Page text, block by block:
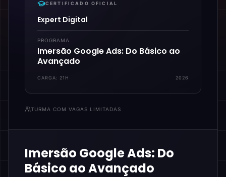
CERTIFICADO OFICIAL
Expert Digital
PROGRAMA
Imersão Google Ads: Do Básico ao
Avançado
CARGA: 21H 2026
TURMA COM VAGAS LIMITADAS
Imersão Google Ads: Do
Básico ao Avançado